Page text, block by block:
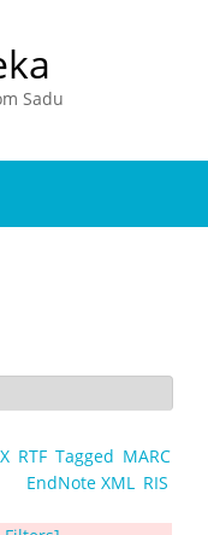
Sadu
RTF Tagged MARC
EndNote XML
RIS